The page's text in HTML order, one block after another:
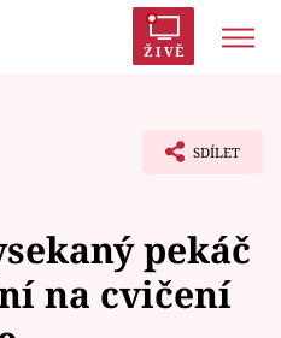
ŽIVĚ
SDÍLET
pekáč
na cvičení